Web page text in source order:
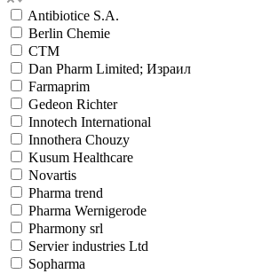
Antibiotice S.A.
Berlin Chemie
CТМ
Dan Pharm Limited; Израил
Farmaprim
Gedeon Richter
Innotech International
Innothera Chouzy
Kusum Healthcare
Novartis
Pharma trend
Pharma Wernigerode
Pharmony srl
Servier industries Ltd
Sopharma